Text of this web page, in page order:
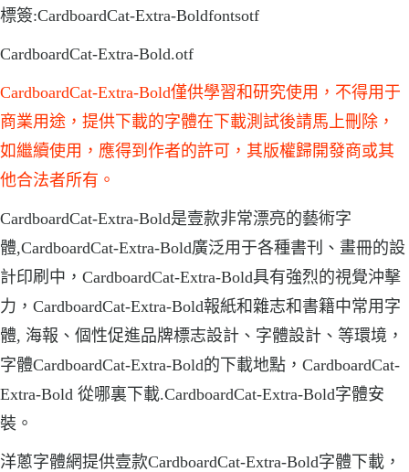
標簽:CardboardCat-Extra-Boldfontsotf
CardboardCat-Extra-Bold.otf
CardboardCat-Extra-Bold僅供學習和研究使用，不得用于
商業用途，提供下載的字體在下載測試後請馬上刪除，
如繼續使用，應得到作者的許可，其版權歸開發商或其
他合法者所有。
CardboardCat-Extra-Bold是壹款非常漂亮的藝術字
體,CardboardCat-Extra-Bold廣泛用于各種書刊、畫冊的設
計印刷中，CardboardCat-Extra-Bold具有強烈的視覺沖擊
力，CardboardCat-Extra-Bold報紙和雜志和書籍中常用字
體, 海報、個性促進品牌標志設計、字體設計、等環境，
字體CardboardCat-Extra-Bold的下載地點，CardboardCat-
Extra-Bold 從哪裏下載.CardboardCat-Extra-Bold字體安
裝。
洋蔥字體網提供壹款CardboardCat-Extra-Bold字體下載，